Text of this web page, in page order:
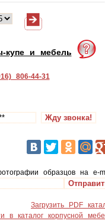
купе и мебель
806-44-31
образцов на e-
Загрузить PDF
в каталог корпусной